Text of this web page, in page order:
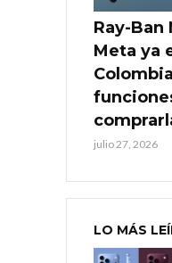
Ray-Ban
Meta ya
julio 27, 2026
LO MÁS